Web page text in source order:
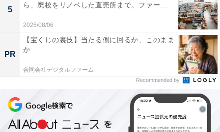
5
ら、廃校をリノベした直売所まで。ファー...
2026/08/06
PR
【宝くじの裏技】当たる側に回るか、このまま
か
合同会社デジタルファーム
Recommended by